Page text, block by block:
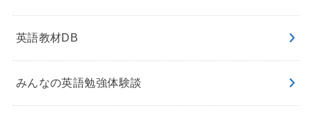
英語教材DB
みんなの英語勉強体験談